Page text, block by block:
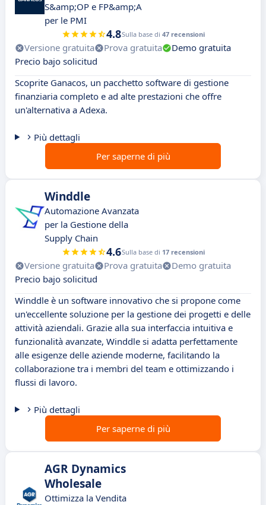
S&amp;OP e FP&amp;A
per le PMI
4.8Sulla base di 47 recensioni
Versione gratuita Prova gratuita
Demo gratuita
Precio bajo solicitud
Scoprite Ganacos, un pacchetto software di gestione
finanziaria completo e ad alte prestazioni che offre
un'alternativa a Adexa.
Più dettagli
Per saperne di più
Winddle
Automazione Avanzata
per la Gestione della
Supply Chain
4.6Sulla base di 17 recensioni
Versione gratuita Prova gratuita
Demo gratuita
Precio bajo solicitud
Winddle è un software innovativo che si propone come
un'eccellente soluzione per la gestione dei progetti e delle
attività aziendali. Grazie alla sua interfaccia intuitiva e
funzionalità avanzate, Winddle si adatta perfettamente
alle esigenze delle aziende moderne, facilitando la
collaborazione tra i membri del team e ottimizzando i
flussi di lavoro.
Più dettagli
Per saperne di più
AGR Dynamics
Wholesale
Ottimizza la Vendita